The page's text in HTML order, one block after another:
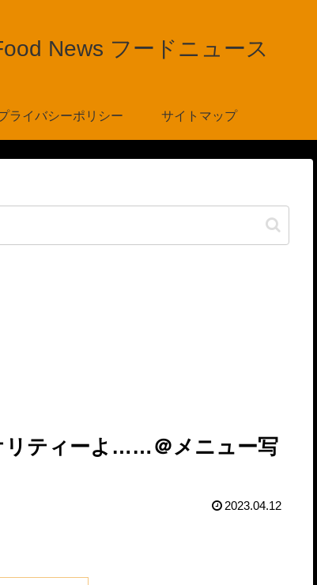
News フードニュース
ライバシーポリシー サイトマップ
リティーよ……＠メニュー写
2023.04.12